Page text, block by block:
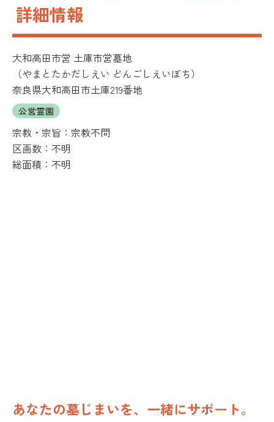
詳細情報
大和高田市営 土庫市営墓地
（やまとたかだしえい どんごしえいぼち）
奈良県大和高田市土庫219番地
公営霊園
宗教・宗旨： 宗教不問
区画数： 不明
総面積： 不明
あなたの墓じまいを、一緒にサポート。